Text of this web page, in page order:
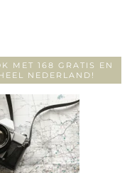
MET 168 GRATIS EN
NEDERLAND!